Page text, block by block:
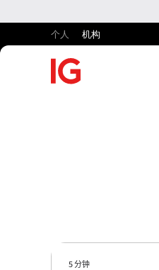
个人 机构
5 分钟